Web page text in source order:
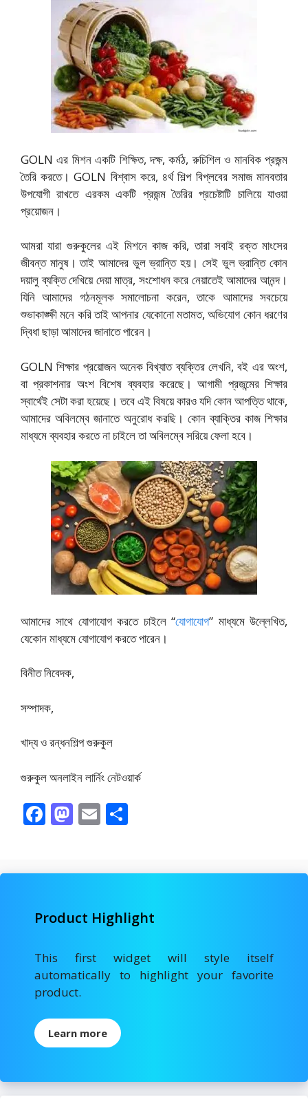
GOLN এর মিশন একটি শিক্ষিত, দক্ষ, কর্মঠ, রুচিশিল ও মানবিক প্রজন্ম
তৈরি করতে। GOLN বিশ্বাস করে, ৪র্থ শিল্প বিপ্লবের সমাজ মানবতার
উপযোগী রাখতে এরকম একটি প্রজন্ম তৈরির প্রচেষ্টাটি চালিয়ে যাওয়া
প্রয়োজন।
আমরা যারা গুরুকুলের এই মিশনে কাজ করি, তারা সবাই রক্ত মাংসের
জীবন্ত মানুষ। তাই আমাদের ভুল ভ্রান্তি হয়। সেই ভুল ভ্রান্তি কোন
দয়ালু ব্যক্তি দেখিয়ে দেয়া মাত্র, সংশোধন করে নেয়াতেই আমাদের আনন্দ।
যিনি আমাদের গঠনমূলক সমালোচনা করেন, তাকে আমাদের সবচেয়ে
শুভাকাঙ্ক্ষী মনে করি তাই আপনার যেকোনো মতামত, অভিযোগ কোন ধরণের
দ্বিধা ছাড়া আমাদের জানাতে পারেন।
GOLN শিক্ষার প্রয়োজন অনেক বিখ্যাত ব্যক্তির লেখনি, বই এর অংশ,
বা প্রকাশনার অংশ বিশেষ ব্যবহার করেছে। আগামী প্রজন্মের শিক্ষার
স্বার্থেই সেটা করা হয়েছে। তবে এই বিষয়ে কারও যদি কোন আপত্তি থাকে,
আমাদের অবিলম্বে জানাতে অনুরোধ করছি। কোন ব্যাক্তির কাজ শিক্ষার
মাধ্যমে ব্যবহার করতে না চাইলে তা অবিলম্বে সরিয়ে ফেলা হবে।
আমাদের সাথে যোগাযোগ করতে চাইলে “যোগাযোগ” মাধ্যমে উল্লেখিত,
যেকোন মাধ্যমে যোগাযোগ করতে পারেন।
বিনীত নিবেদক,
সম্পাদক,
খাদ্য ও রন্ধনশিল্প গুরুকুল
গুরুকুল অনলাইন লার্নিং নেটওয়ার্ক
F
b
o
k
M
d
n
E
l e
Product Highlight
This first widget will style itself
automatically to highlight your favorite
product.
Learn more